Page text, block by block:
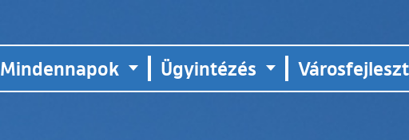
Mindennapok Ügyintézés